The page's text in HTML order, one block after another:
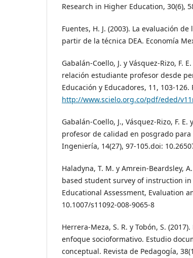
Research in Higher Education, 30(6),
Fuentes, H. J. (2003). La evaluación
partir de la técnica DEA. Economía
Gabalán-Coello, J. y Vásquez-Rizo, F.
relación estudiante profesor desde
Educación y Educadores, 11, 103-
http://www.scielo.org.co/pdf/eded/
Gabalán-Coello, J., Vásquez-Rizo, F.
profesor de calidad en posgrado
Ingeniería, 14(27), 97-105.doi:
Haladyna, T. M. y Amrein-Beardsley,
based student survey of instruction
Educational Assessment, Evaluation
10.1007/s11092-008-9065-8
Herrera-Meza, S. R. y Tobón, S.
enfoque socioformativo. Estudio
conceptual. Revista de Pedagogía,